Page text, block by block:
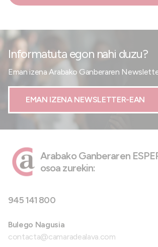
Informatuta egon nahi duzu?
Eman izena Arabako Ganberaren
EMAN IZENA NEWSLETTER-EAN
Arabako Ganberaren
osoa zurekin:
945 141 800
Bulego Nagusia
contacta@camaradealava.com